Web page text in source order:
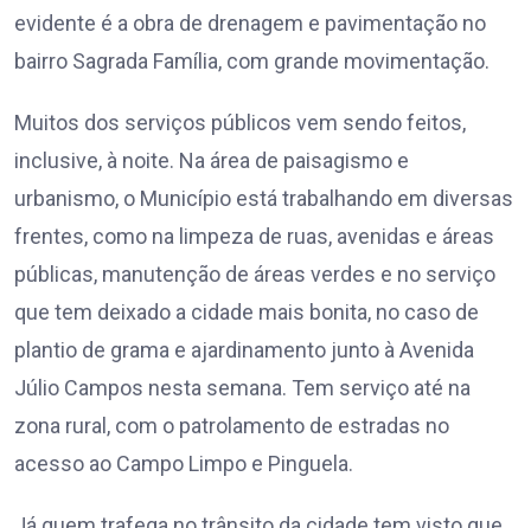
evidente é a obra de drenagem e pavimentação no
bairro Sagrada Família, com grande movimentação.
Muitos dos serviços públicos vem sendo feitos,
inclusive, à noite. Na área de paisagismo e
urbanismo, o Município está trabalhando em diversas
frentes, como na limpeza de ruas, avenidas e áreas
públicas, manutenção de áreas verdes e no serviço
que tem deixado a cidade mais bonita, no caso de
plantio de grama e ajardinamento junto à Avenida
Júlio Campos nesta semana. Tem serviço até na
zona rural, com o patrolamento de estradas no
acesso ao Campo Limpo e Pinguela.